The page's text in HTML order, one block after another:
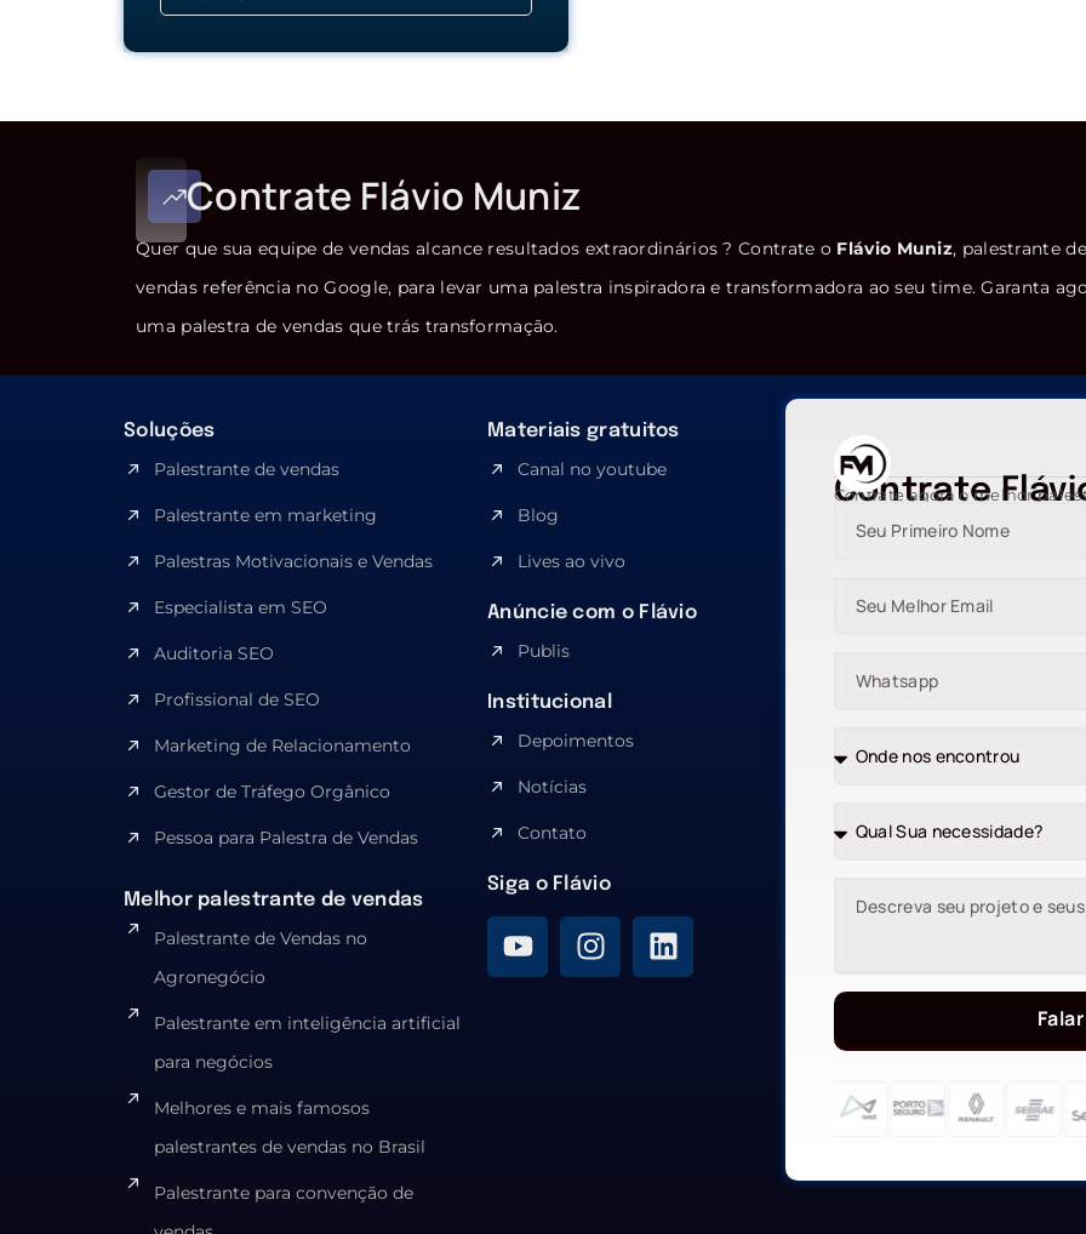
Contrate Flávio Muniz
Quer que sua equipe de vendas alcance resultados extraordinários ? Contrate o Flávio Muniz, palestrante de
vendas referência no Google, para levar uma palestra inspiradora e transformadora ao seu time. Garanta
uma palestra de vendas que trás transformação.
Soluções
Palestrante de vendas
Palestrante em marketing
Palestras Motivacionais e Vendas
Especialista em SEO​
Auditoria SEO
Profissional de SEO
Marketing de Relacionamento
Gestor de Tráfego Orgânico
Pessoa para Palestra de Vendas
Melhor palestrante de vendas
Palestrante de Vendas no
Agronegócio
Palestrante em inteligência artificial
para negócios
Melhores e mais famosos
palestrantes de vendas no Brasil
Palestrante para convenção de
Materiais gratuitos
Canal no youtube
Blog
Lives ao vivo
Anúncie com o Flávio
Publis
Institucional
Depoimentos
Notícias
Contato
Siga o Flávio
Contrate
Contrate agora o melhor